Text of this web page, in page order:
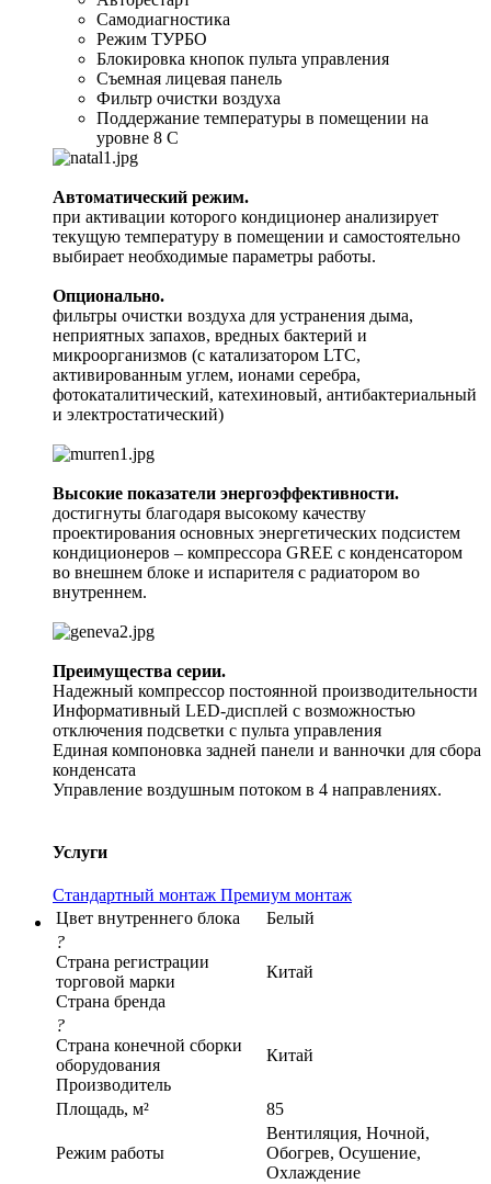
Самодиагностика
Режим ТУРБО
Блокировка кнопок пульта управления
Съемная лицевая панель
Фильтр очистки воздуха
Поддержание температуры в помещении на
уровне 8 С
Автоматический режим.
при активации которого кондиционер анализирует
текущую температуру в помещении и самостоятельно
выбирает необходимые параметры работы.
Опционально.
фильтры очистки воздуха для устранения дыма,
неприятных запахов, вредных бактерий и
микроорганизмов (с катализатором LTC,
активированным углем, ионами серебра,
фотокаталитический, катехиновый, антибактериальный
и электростатический)
Высокие показатели энергоэффективности.
достигнуты благодаря высокому качеству
проектирования основных энергетических подсистем
кондиционеров – компрессора GREE с конденсатором
во внешнем блоке и испарителя с радиатором во
внутреннем.
Преимущества серии.
Надежный компрессор постоянной производительности
Информативный LED-дисплей с возможностью
отключения подсветки с пульта управления
Единая компоновка задней панели и ванночки для сбора
конденсата
Управление воздушным потоком в 4 направлениях.
Услуги
Стандартный монтаж Премиум монтаж
Цвет внутреннего блока
Белый
?
Страна регистрации
торговой марки
Страна бренда
Китай
?
Страна конечной сборки
оборудования
Производитель
Китай
Площадь, м² 85
Режим работы
Вентиляция, Ночной,
Обогрев, Осушение,
Охлаждение